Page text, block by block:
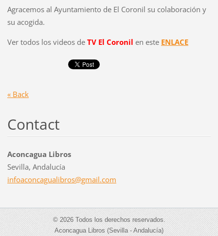
Agracemos al Ayuntamiento de El Coronil su colaboración y
su acogida.
Ver todos los videos de TV El Coronil en este ENLACE
« Back
Contact
Aconcagua Libros
Sevilla, Andalucía
infoaconcagualibros@gmail.com
© 2026 Todos los derechos reservados.
Aconcagua Libros (Sevilla - Andalucía)